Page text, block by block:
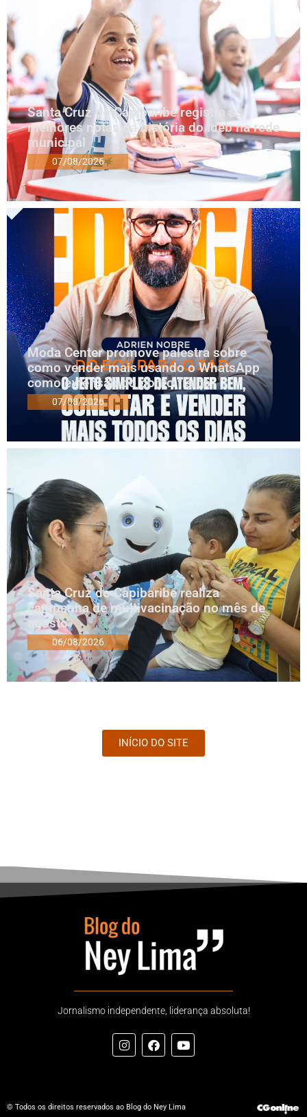
Santa Cruz do Capibaribe registra as
melhores notas da história do Ideb na rede
municipal
07/08/2026
Moda Center promove palestra sobre
como vender mais usando o WhatsApp
como extensão do ponto físico
07/08/2026
Santa Cruz do Capibaribe realiza
campanha de multivacinação no mês de
agosto
06/08/2026
INÍCIO DO SITE
Jornalismo independente, liderança absoluta!
© Todos os direitos reservados ao Blog do Ney Lima